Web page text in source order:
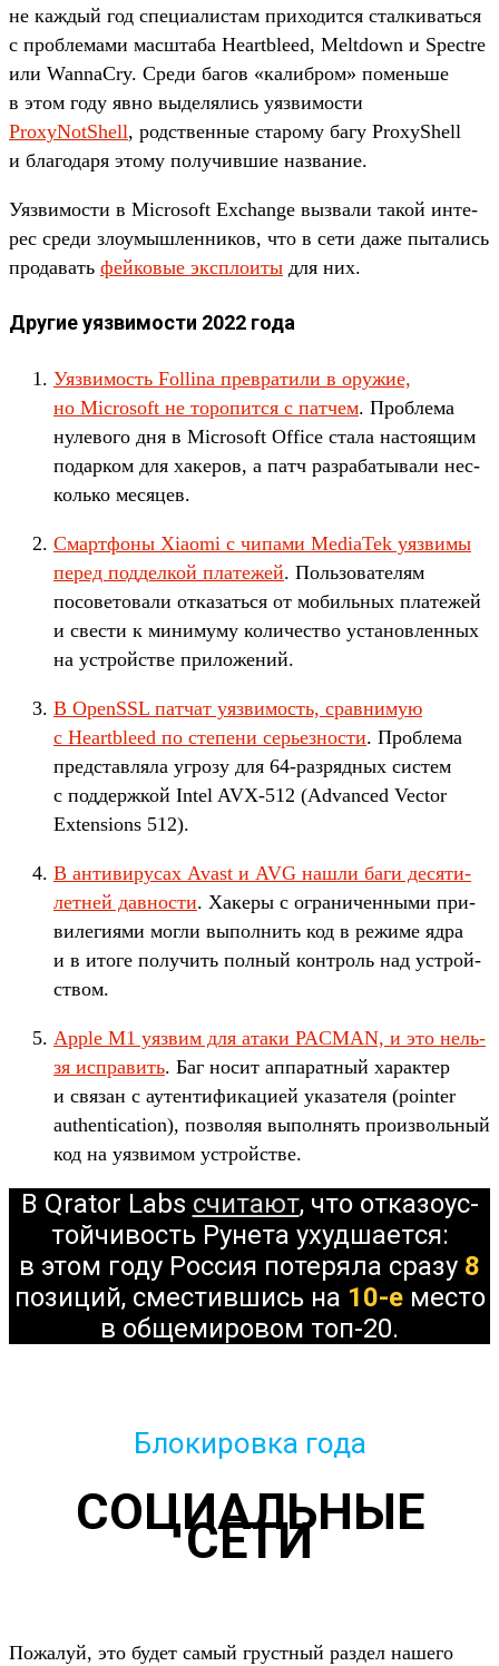
не каж­дый год спе­циалис­там при­ходит­ся стал­кивать­ся
с проб­лемами мас­шта­ба Heartbleed, Meltdown и Spectre
или WannaCry. Сре­ди багов «калиб­ром» помень­ше
в этом году явно выделя­лись уяз­вимос­ти
ProxyNotShell, родс­твен­ные ста­рому багу ProxyShell
и бла­года­ря это­му получив­шие наз­вание.
Уяз­вимос­ти в Microsoft Exchange выз­вали такой инте­
рес сре­ди зло­умыш­ленни­ков, что в сети даже пытались
про­давать фей­ковые экс­пло­иты для них.
Другие уязвимости 2022 года
Уяз­вимость Follina прев­ратили в ору­жие,
но Microsoft не торопит­ся с пат­чем. Проб­лема
нулево­го дня в Microsoft Office ста­ла нас­тоящим
подар­ком для хакеров, а патч раз­рабаты­вали нес­
коль­ко месяцев.
Смар­тфо­ны Xiaomi с чипами MediaTek уяз­вимы
перед под­делкой пла­тежей. Поль­зовате­лям
посове­това­ли отка­зать­ся от мобиль­ных пла­тежей
и свес­ти к миниму­му количес­тво уста­нов­ленных
на устрой­стве при­ложе­ний.
В OpenSSL пат­чат уяз­вимость, срав­нимую
с Heartbleed по сте­пени серь­езности. Проб­лема
пред­став­ляла угро­зу для 64-раз­рядных сис­тем
с под­дер­жкой Intel AVX-512 (Advanced Vector
Extensions 512).
В анти­виру­сах Avast и AVG наш­ли баги десяти­
лет­ней дав­ности. Хакеры с огра­ничен­ными при­
виле­гиями мог­ли выпол­нить код в режиме ядра
и в ито­ге получить пол­ный кон­троль над устрой­
ством.
Apple M1 уяз­вим для ата­ки PACMAN, и это нель­
зя испра­вить. Баг носит аппа­рат­ный харак­тер
и свя­зан с аутен­тифика­цией ука­зате­ля (pointer
authentication), поз­воляя выпол­нять про­изволь­ный
код на уяз­вимом устрой­стве.
В Qrator Labs счи­тают, что отка­зоус­
той­чивость Рунета ухуд­шает­ся:
в этом году Рос­сия потеря­ла сра­зу 8
позиций, смес­тившись на 10-емес­то
в обще­миро­вом топ-20.
Блокировка года
СОЦИАЛЬНЫЕ
СЕТИ
По­жалуй, это будет самый грус­тный раз­дел нашего